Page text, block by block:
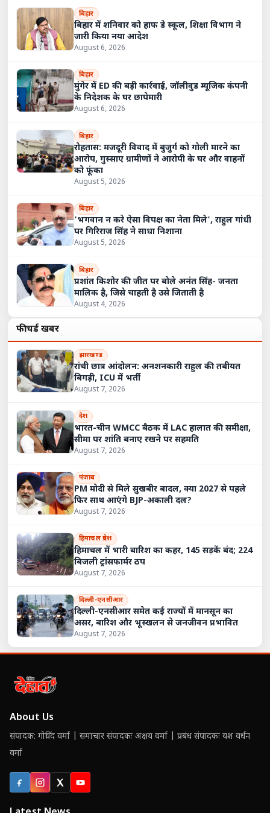
बिहार
बिहार में शनिवार को हाफ डे स्कूल, शिक्षा विभाग ने
जारी किया नया आदेश
August 6, 2026
बिहार
मुंगेर में ED की बड़ी कार्रवाई, जॉलीवुड म्यूजिक कंपनी
के निदेशक के घर छापेमारी
August 6, 2026
बिहार
रोहतास: मजदूरी विवाद में बुजुर्ग को गोली मारने का
आरोप, गुस्साए ग्रामीणों ने आरोपी के घर और वाहनों
को फूंका
August 5, 2026
बिहार
'भगवान न करे ऐसा विपक्ष का नेता मिले', राहुल गांधी
पर गिरिराज सिंह ने साधा निशाना
August 5, 2026
बिहार
प्रशांत किशोर की जीत पर बोले अनंत सिंह- जनता
मालिक है, जिसे चाहती है उसे जिताती है
August 4, 2026
फीचर्ड खबरें
झारखण्ड
रांची छात्र आंदोलन: अनशनकारी राहुल की तबीयत
बिगड़ी, ICU में भर्ती
August 7, 2026
देश
भारत-चीन WMCC बैठक में LAC हालात की समीक्षा,
सीमा पर शांति बनाए रखने पर सहमति
August 7, 2026
पंजाब
PM मोदी से मिले सुखबीर बादल, क्या 2027 से पहले
फिर साथ आएंगे BJP-अकाली दल?
August 7, 2026
हिमाचल प्रदेश
हिमाचल में भारी बारिश का कहर, 145 सड़कें बंद; 224
बिजली ट्रांसफार्मर ठप
August 7, 2026
दिल्ली-एनसीआर
दिल्ली-एनसीआर समेत कई राज्यों में मानसून का
असर, बारिश और भूस्खलन से जनजीवन प्रभावित
August 7, 2026
About Us
संपादक: गोविंद वर्मा | समाचार संपादकः अक्षय वर्मा | प्रबंध संपादकः यश वर्धन
वर्मा
FacebookInstagram
X (Twitter)
YouTube